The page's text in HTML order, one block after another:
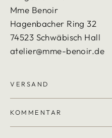
Mme Benoir
Hagenbacher Ring 32
74523 Schwäbisch Hall
atelier@mme-benoir.de
VERSAND
KOMMENTAR